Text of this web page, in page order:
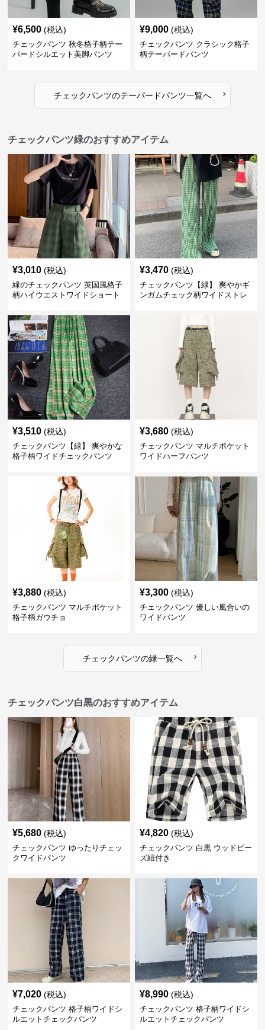
¥6,500 (税込)
チェックパンツ 秋冬格子柄テー
パードシルエット美脚パンツ
¥9,000 (税込)
チェックパンツ クラシック格子
柄テーパードパンツ
チェックパンツのテーパードパンツ一覧へ ›
チェックパンツ緑のおすすめアイテム
¥3,010 (税込)
緑のチェックパンツ 英国風格子
柄ハイウエストワイドショート
¥3,470 (税込)
チェックパンツ【緑】 爽やかギ
ンガムチェック柄ワイドストレ
¥3,510 (税込)
チェックパンツ【緑】 爽やかな
格子柄ワイドチェックパンツ
¥3,680 (税込)
チェックパンツ マルチポケット
ワイドハーフパンツ
¥3,880 (税込)
チェックパンツ マルチポケット
格子柄ガウチョ
¥3,300 (税込)
チェックパンツ 優しい風合いの
ワイドパンツ
チェックパンツの緑一覧へ ›
チェックパンツ白黒のおすすめアイテム
¥5,680 (税込)
チェックパンツ ゆったりチェッ
クワイドパンツ
¥4,820 (税込)
チェックパンツ 白黒 ウッドビー
ズ紐付き
¥7,020 (税込)
チェックパンツ 格子柄ワイドシ
ルエットチェックパンツ
¥8,990 (税込)
チェックパンツ 格子柄ワイドシ
ルエットチェックパンツ